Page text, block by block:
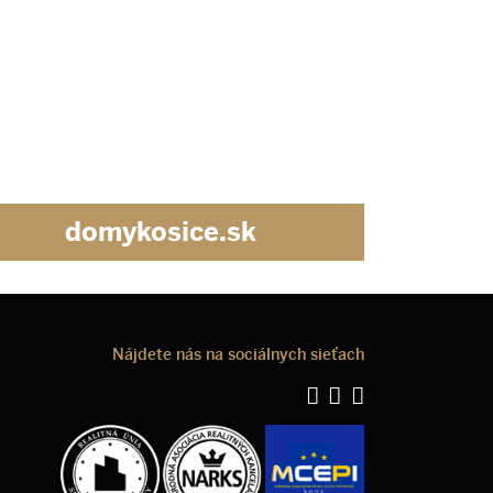
domykosice.sk
Nájdete nás na sociálnych sieťach